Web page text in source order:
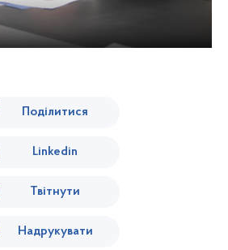
Поділитися
Linkedin
Твітнути
Надрукувати